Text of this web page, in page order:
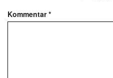
Kommentar*